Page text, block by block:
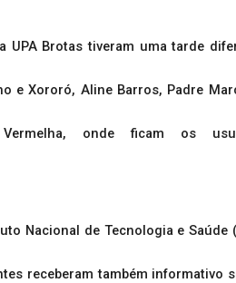
UPA Brotas tiveram uma tarde
e Xororó, Aline Barros, Padre
onde ficam os
Nacional de Tecnologia e
receberam também